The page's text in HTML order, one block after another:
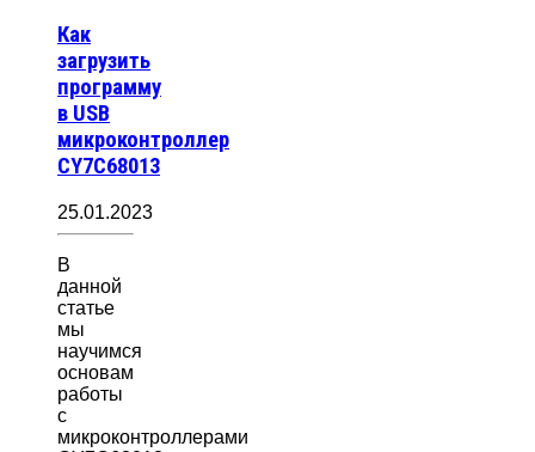
Как
загрузить
программу
в USB
микроконтроллер
CY7C68013
25.01.2023
В
данной
статье
мы
научимся
основам
работы
с
микроконтроллерами